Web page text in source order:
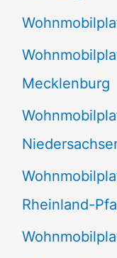
Mecklenburg
Rheinland-